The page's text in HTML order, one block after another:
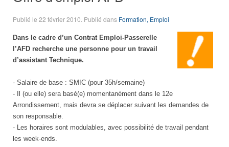
Publié le 22 février 2010 . Publié dans Formation, Emploi
Dans le cadre d’un Contrat Emploi-Passerelle
l’AFD recherche une personne pour un travail
d’assistant Technique.
- Salaire de base : SMIC (pour 35h/semaine)
- Il (ou elle) sera basé(e) momentanément dans le 12e
Arrondissement, mais devra se déplacer suivant les demandes de
son responsable.
- Les horaires sont modulables, avec possibilité de travail pendant
les week-ends.